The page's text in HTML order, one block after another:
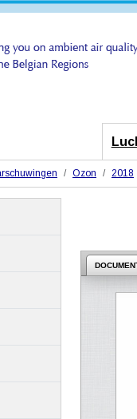
Ozon 2018